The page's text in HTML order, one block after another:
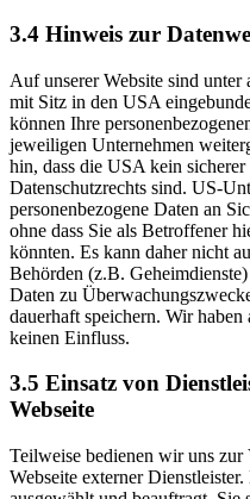
3.4 Hinweis zur
Auf unserer Website sind
mit Sitz in den USA
können Ihre
jeweiligen Unternehmen
hin, dass die USA kein
Datenschutzrechts sind. US-
personenbezogene Daten an
ohne dass Sie als Betroffener
könnten. Es kann daher nicht
Behörden (z.B.
Daten zu
dauerhaft speichern. Wir
keinen Einfluss.
3.5 Einsatz von
Webseite
Teilweise bedienen wir uns zur
Webseite externer